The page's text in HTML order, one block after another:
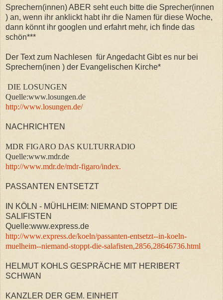
Sprechern(innen) ABER seht euch bitte die Sprecher(innen
) an, wenn ihr anklickt habt ihr die Namen für diese Woche,
dann könnt ihr googlen und erfahrt mehr, ich finde das
schön***
Der Text zum Nachlesen für Angedacht Gibt es nur bei
Sprechern(inen ) der Evangelischen Kirche*
DIE LOSUNGEN
Quelle:www.losungen.de
http://www.losungen.de/
NACHRICHTEN
MDR FIGARO DAS KULTURRADIO
Quelle:www.mdr.de
http://www.mdr.de/mdr-figaro/index.
PASSANTEN ENTSETZT
IN KÖLN - MÜHLHEIM: NIEMAND STOPPT DIE
SALIFISTEN
Quelle:www.express.de
http://www.express.de/koeln/passanten-entsetzt--in-koeln-
muelheim--niemand-stoppt-die-salafisten,2856,28646736.html
HELMUT KOHLS GESPRÄCHE MIT HERIBERT
SCHWAN
KANZLER DER GEM. EINHEIT